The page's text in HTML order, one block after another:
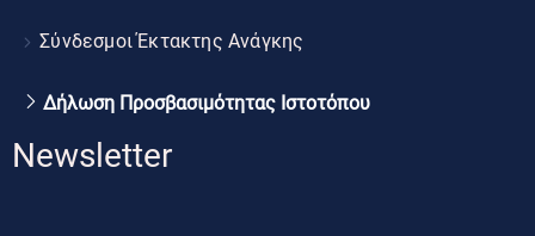
Σύνδεσμοι Έκτακτης Ανάγκης
Δήλωση Προσβασιμότητας Ιστοτόπου
Newsletter